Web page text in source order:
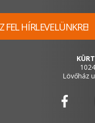
Lövőház
FEL HÍRLEVELÜNKRE!